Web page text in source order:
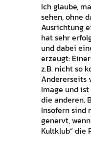
Ich glaube,
sehen, ohne
Ausrichtung
hat sehr
und dabei
erzeugt:
z.B. nicht so
Andererseits
Image und
die anderen.
Insofern sind
genervt,
Kultklub“ die